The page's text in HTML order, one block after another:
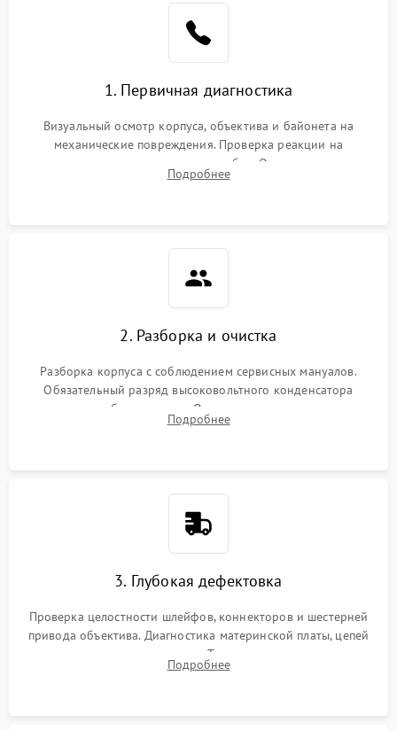
1. Первичная диагностика
Визуальный осмотр корпуса, объектива и байонета на
механические повреждения. Проверка реакции на
включение, считывание кодов ошибок. Оценка состояния
матрицы и затвора, проверка работы автофокуса и вспышки.
Подробнее
2. Разборка и очистка
Разборка корпуса с соблюдением сервисных мануалов.
Обязательный разряд высоковольтного конденсатора
вспышки для безопасности. Очистка внутренних узлов от
пыли, песка и следов влаги с помощью спецсредств.
Подробнее
3. Глубокая дефектовка
Проверка целостности шлейфов, коннекторов и шестерней
привода объектива. Диагностика материнской платы, цепей
питания и картоприемника. Тестирование механизма
затвора и блока внутрикамерной стабилизации.
Подробнее